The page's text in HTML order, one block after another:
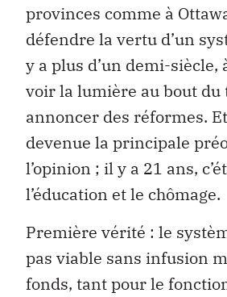
provinces comme à
défendre la vertu d’un
y a plus d’un demi-siècle,
voir la lumière au bout du
annoncer des réformes.
devenue la principale
l’opinion ; il y a 21 ans,
l’éducation et le chômage.
Première vérité : le
pas viable sans infusion
fonds, tant pour le